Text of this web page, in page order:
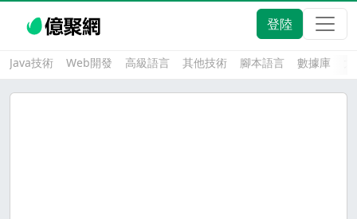
登陸
Java技術 Web開發 高級語言 其他技術 腳本語言 數據庫